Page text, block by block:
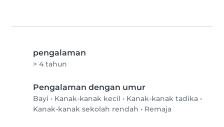
pengalaman
> 4 tahun
Pengalaman dengan umur
Bayi • Kanak-kanak kecil • Kanak-kanak tadika •
Kanak-kanak sekolah rendah • Remaja